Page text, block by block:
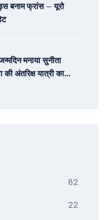
बनाम फ्रांस – यूरो
मनाया सुनीता
की अंतरिक्ष यात्री का
62
22